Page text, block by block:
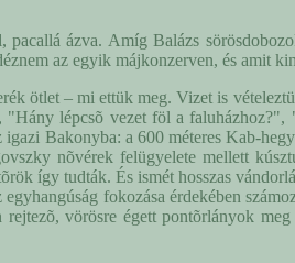
ázva. Amíg Balázs
az egyik májkonzerven, és amit
ötlet – mi ettük meg. Vizet is
lépcsõ vezet föl a
Bakonyba: a 600 méteres Kab-
nõvérek felügyelete mellett
így tudták. És ismét hosszas
fokozása érdekében
vörösre égett pontõrlányok